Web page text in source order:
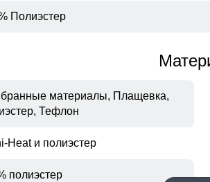
Полиэстер
материалы, Плащевка,
Тефлон
Heat и полиэстер
полиэстер